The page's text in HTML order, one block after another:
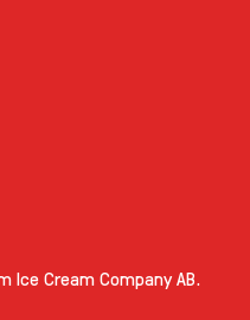
Ice Cream Company AB.